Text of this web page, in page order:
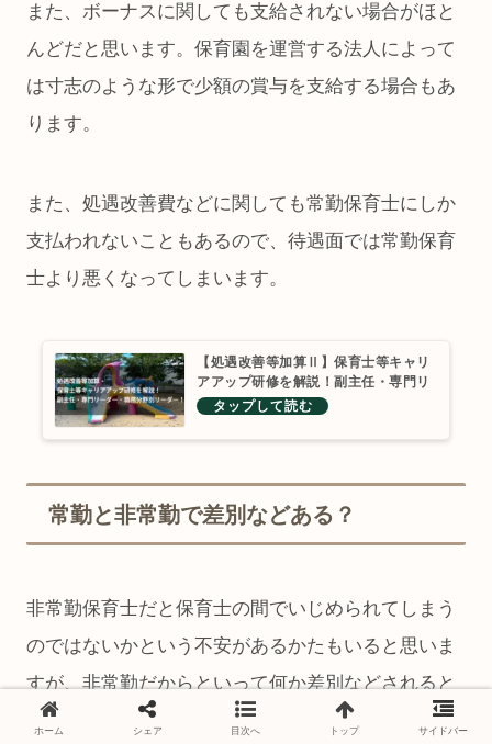
また、ボーナスに関しても支給されない場合がほと
んどだと思います。保育園を運営する法人によって
は寸志のような形で少額の賞与を支給する場合もあ
ります。
また、処遇改善費などに関しても常勤保育士にしか
支払われないこともあるので、待遇面では常勤保育
士より悪くなってしまいます。
【処遇改善等加算Ⅱ】保育士等キャリ
アアップ研修を解説！副主任・専門リ
ーダー・職務分野別リーダー！
常勤と非常勤で差別などある？
非常勤保育士だと保育士の間でいじめられてしまう
のではないかという不安があるかたもいると思いま
すが、非常勤だからといって何か差別などされると
いうことは無いと思います。
ホーム シェア 目次へ トップ サイドバー